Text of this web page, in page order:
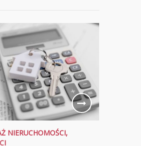
NIERUCHOMOŚCI,